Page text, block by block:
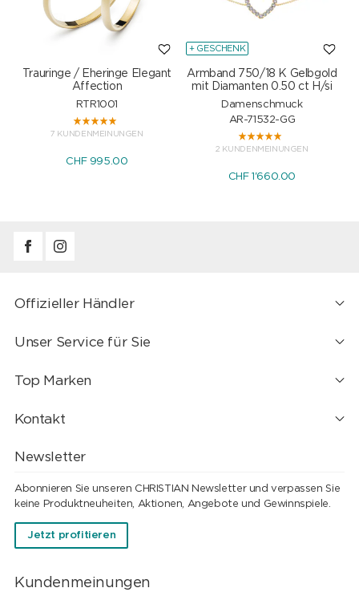
Trauringe / Eheringe Elegant
Affection
RTR1001
7 KUNDENMEINUNGEN
CHF 995.00
+ GESCHENK
Armband 750/18 K Gelbgold
mit Diamanten 0.50 ct H/si
Damenschmuck
AR-71532-GG
2 KUNDENMEINUNGEN
CHF 1'660.00
Offizieller Händler
Unser Service für Sie
Top Marken
Kontakt
Newsletter
Abonnieren Sie unseren CHRISTIAN Newsletter und verpassen Sie
keine Produktneuheiten, Aktionen, Angebote und Gewinnspiele.
Jetzt profitieren
Kundenmeinungen